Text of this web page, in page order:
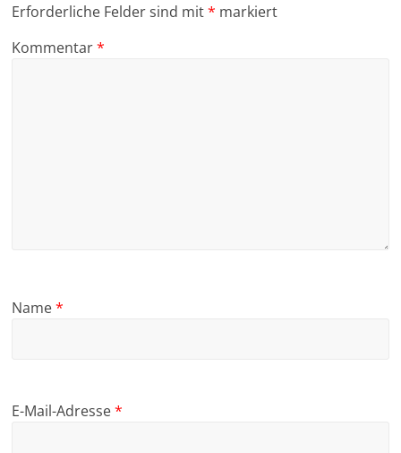
Erforderliche Felder sind mit* markiert
Kommentar*
Name*
E-Mail-Adresse*